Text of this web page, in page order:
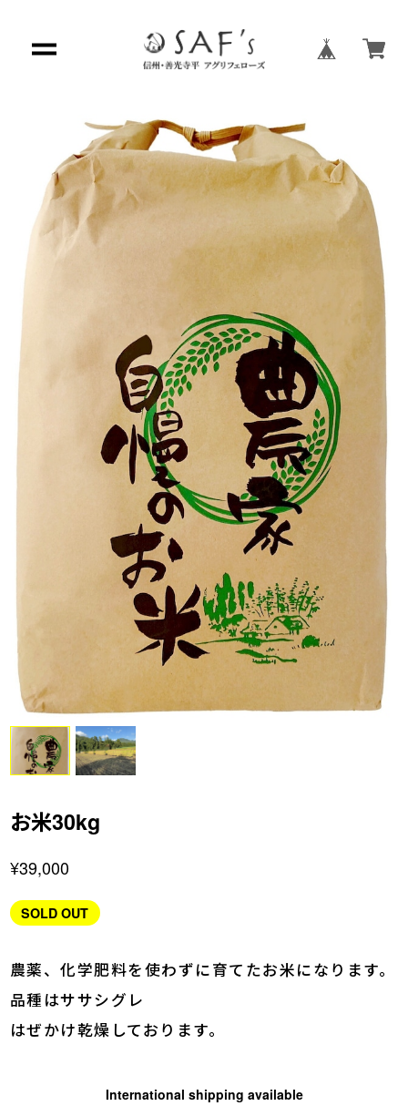
お米30kg
¥39,000
SOLD OUT
農薬、化学肥料を使わずに育てたお米になります。
品種はササシグレ
はぜかけ乾燥しております。
International shipping available